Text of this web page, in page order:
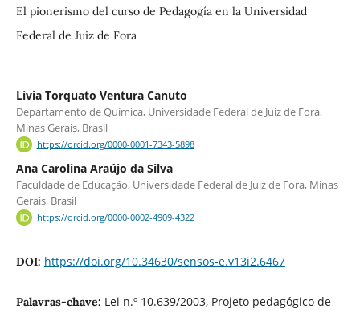
El pionerismo del curso de Pedagogía en la Universidad
Federal de Juiz de Fora
Lívia Torquato Ventura Canuto
Departamento de Química, Universidade Federal de Juiz de Fora,
Minas Gerais, Brasil
https://orcid.org/0000-0001-7343-5898
Ana Carolina Araújo da Silva
Faculdade de Educação, Universidade Federal de Juiz de Fora, Minas
Gerais, Brasil
https://orcid.org/0000-0002-4909-4322
DOI: https://doi.org/10.34630/sensos-e.v13i2.6467
Palavras-chave: Lei n.º 10.639/2003, Projeto pedagógico de